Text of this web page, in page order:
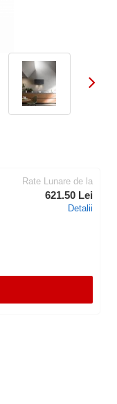
Rate Lunare de la
621.50 Lei
Detalii